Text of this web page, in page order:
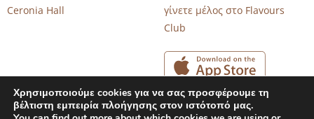
Ceronia Hall
γίνετε μέλος στο Flavours
Club
Χρησιμοποιούμε cookies για να σας προσφέρουμε τη
βέλτιστη εμπειρία πλοήγησης στον ιστότοπό μας.